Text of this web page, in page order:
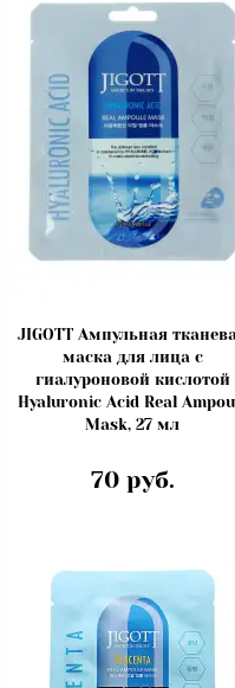
JIGOTT Ампульная
маска для лица с
гиалуроновой кислотой
Hyaluronic Acid Real
Mask, 27 мл
70 руб.